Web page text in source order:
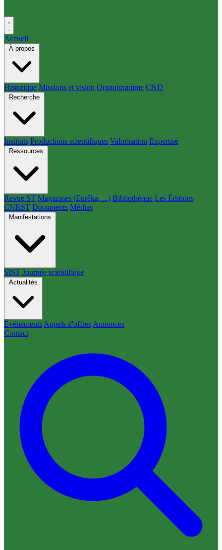
Accueil
À propos
Historique Missions et vision Organigramme CND
Recherche
Instituts Productions scientifiques Valorisation Expertise
Ressources
Revue ST Magazines (Eurêka, ...) Bibliothèque Les Éditions
CNRST Documents Médias
Manifestations
SIST Journée scientifique
Actualités
Événements Appels d'offres Annonces
Contact